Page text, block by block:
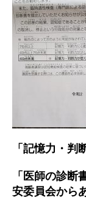
「記憶力・判
「医師の診
安委員会から